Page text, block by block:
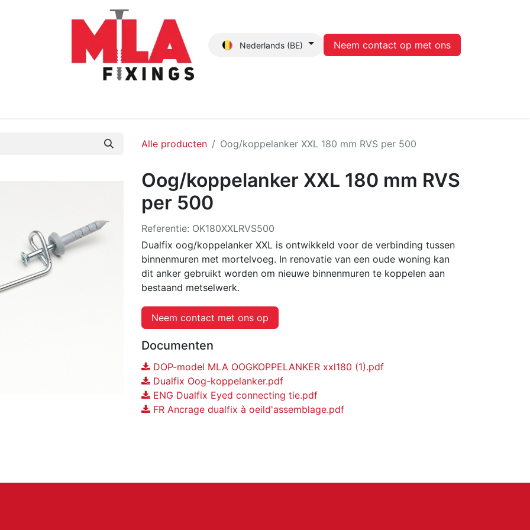
Nederlands (BE) Neem contact op met ons
Alle producten Oog/koppelanker XXL 180 mm RVS per 500
Oog/koppelanker XXL 180 mm RVS
per 500
Referentie: OK180XXLRVS500
Dualfix oog/koppelanker XXL is ontwikkeld voor de verbinding tussen
binnenmuren met mortelvoeg. In renovatie van een oude woning kan
dit anker gebruikt worden om nieuwe binnenmuren te koppelen aan
bestaand metselwerk.
Neem contact met ons op
Documenten
DOP-model MLA OOGKOPPELANKER xxl180 (1).pdf
Dualfix Oog-koppelanker.pdf
ENG Dualfix Eyed connecting tie.pdf
FR Ancrage dualfix à oeild'assemblage.pdf